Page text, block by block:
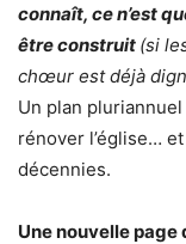
connaît, ce n’est
être construit (si
chœur est déjà
Un plan
rénover l’église…
décennies.
Une nouvelle page